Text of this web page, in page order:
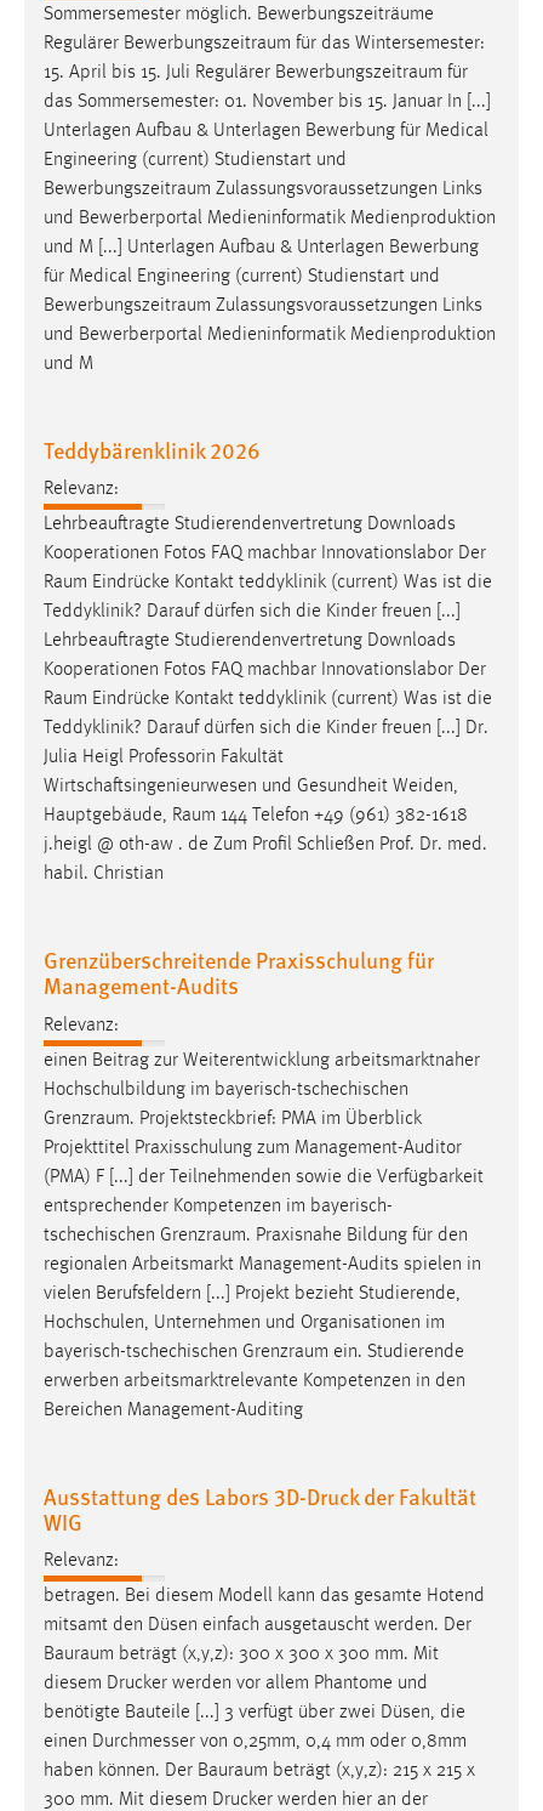
Sommersemester möglich. Bewerbungszeiträume
Regulärer Bewerbungszeitraum für das Wintersemester:
15. April bis 15. Juli Regulärer Bewerbungszeitraum für
das Sommersemester: 01. November bis 15. Januar In [...]
Unterlagen Aufbau & Unterlagen Bewerbung für Medical
Engineering (current) Studienstart und
Bewerbungszeitraum Zulassungsvoraussetzungen Links
und Bewerberportal Medieninformatik Medienproduktion
und M [...] Unterlagen Aufbau & Unterlagen Bewerbung
für Medical Engineering (current) Studienstart und
Bewerbungszeitraum Zulassungsvoraussetzungen Links
und Bewerberportal Medieninformatik Medienproduktion
und M
Teddybärenklinik 2026
Relevanz:
Lehrbeauftragte Studierendenvertretung Downloads
Kooperationen Fotos FAQ machbar Innovationslabor Der
Raum Eindrücke Kontakt teddyklinik (current) Was ist die
Teddyklinik? Darauf dürfen sich die Kinder freuen [...]
Lehrbeauftragte Studierendenvertretung Downloads
Kooperationen Fotos FAQ machbar Innovationslabor Der
Raum Eindrücke Kontakt teddyklinik (current) Was ist die
Teddyklinik? Darauf dürfen sich die Kinder freuen [...] Dr.
Julia Heigl Professorin Fakultät
Wirtschaftsingenieurwesen und Gesundheit Weiden,
Hauptgebäude, Raum 144 Telefon +49 (961) 382-1618
j.heigl @ oth-aw . de Zum Profil Schließen Prof. Dr. med.
habil. Christian
Grenzüberschreitende Praxisschulung für
Management-Audits
Relevanz:
einen Beitrag zur Weiterentwicklung arbeitsmarktnaher
Hochschulbildung im bayerisch-tschechischen
Grenzraum. Projektsteckbrief: PMA im Überblick
Projekttitel Praxisschulung zum Management-Auditor
(PMA) F [...] der Teilnehmenden sowie die Verfügbarkeit
entsprechender Kompetenzen im bayerisch-
tschechischen Grenzraum. Praxisnahe Bildung für den
regionalen Arbeitsmarkt Management-Audits spielen in
vielen Berufsfeldern [...] Projekt bezieht Studierende,
Hochschulen, Unternehmen und Organisationen im
bayerisch-tschechischen Grenzraum ein. Studierende
erwerben arbeitsmarktrelevante Kompetenzen in den
Bereichen Management-Auditing
Ausstattung des Labors 3D-Druck der Fakultät
WIG
Relevanz:
betragen. Bei diesem Modell kann das gesamte Hotend
mitsamt den Düsen einfach ausgetauscht werden. Der
Bauraum beträgt (x,y,z): 300 x 300 x 300 mm. Mit
diesem Drucker werden vor allem Phantome und
benötigte Bauteile [...] 3 verfügt über zwei Düsen, die
einen Durchmesser von 0,25mm, 0,4 mm oder 0,8mm
haben können. Der Bauraum beträgt (x,y,z): 215 x 215 x
300 mm. Mit diesem Drucker werden hier an der
Matomo
Name:
_pk_ref, _pk_cvar, _pk_id, _pk_ses
Zweck:
Zugriffsstatistik
Cookie Laufzeit:
Max. 13 Monate
MARKETING
Sie tun dies, indem sie Besucher über Websites
Google Ads
Name:
_gcl_au
Anbieter:
Google Ireland Limited
Zweck:
Conversion-Tracking
Cookie Laufzeit:
3 Monate
_fbp
Facebook
Zweck:
Conversion-Tracking
Cookie Laufzeit:
3 Monate
EXTERNE MEDIEN
Um Inhalte von Videoplattformen und Social Media
Plattformen anzeigen zu können, werden von diesen
externen Medien Cookies gesetzt.
Vimeo